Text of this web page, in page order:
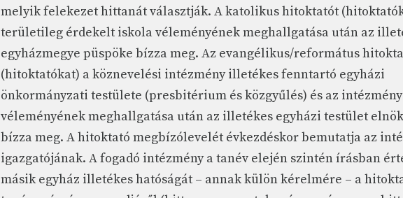
melyik felekezet hittanát választják. A katolikus hitoktatót
területileg érdekelt iskola véleményének meghallgatása után az
egyházmegye püspöke bízza meg. Az evangélikus/református
(hitoktatókat) a köznevelési intézmény illetékes fenntartó egyházi
önkormányzati testülete (presbitérium és közgyűlés) és az
véleményének meghallgatása után az illetékes egyházi testület
bízza meg. A hitoktató megbízólevelét évkezdéskor bemutatja az
igazgatójának. A fogadó intézmény a tanév elején szintén írásban
másik egyház illetékes hatóságát – annak külön kérelmére – a